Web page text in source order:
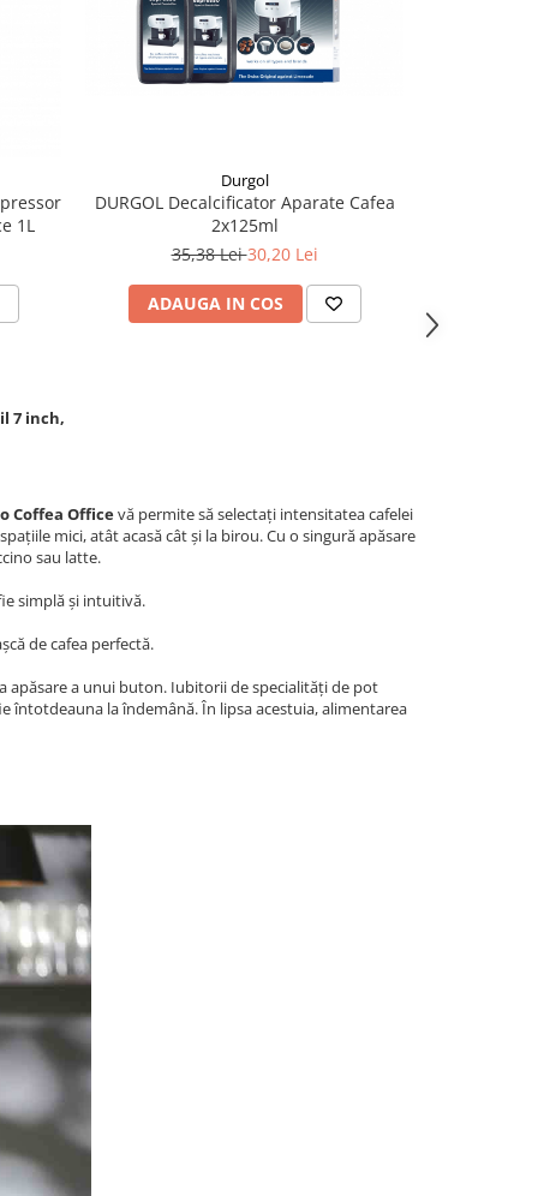
1L
Durgol
DURGOL Decalcificator Aparate Cafea
2x125ml
35,38 Lei30,20 Lei
ADAUGA IN COS
7 inch,
Coffea Officevă permite să selectați intensitatea cafelei
mici, atât acasă cât și la birou. Cu o singură apăsare
sau latte.
simplă și intuitivă.
de cafea perfectă.
a unui buton. Iubitorii de specialități de pot
întotdeauna la îndemână. În lipsa acestuia, alimentarea